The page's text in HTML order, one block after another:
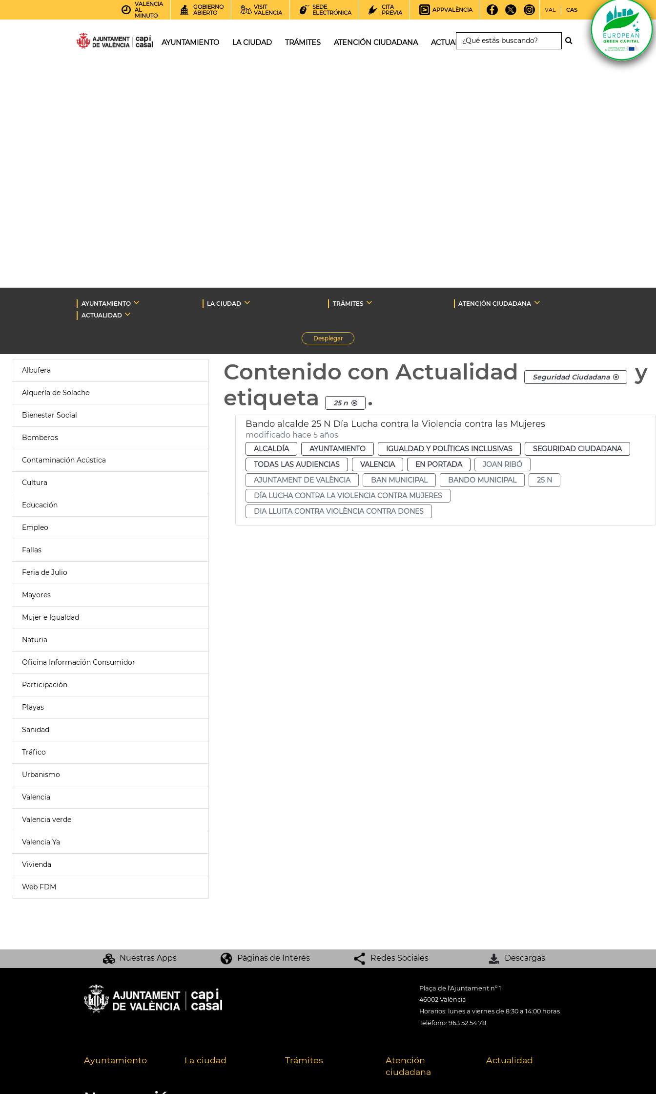
VALENCIA
AL
MINUTO
GOBIERNO
ABIERTO
VISIT
VALENCIA
SEDE
ELECTRÓNICA
CITA
PREVIA
APPVALÈNCIA VAL CAS
AYUNTAMIENTO LA CIUDAD TRÁMITES ATENCIÓN CIUDADANA ACTUALIDAD
AYUNTAMIENTO LA CIUDAD TRÁMITES
ATENCIÓN CIUDADANA
ACTUALIDAD
Desplegar
Albufera
Alquería de Solache
Bienestar Social
Bomberos
Contaminación Acústica
Cultura
Educación
Empleo
Fallas
Feria de Julio
Mayores
Mujer e Igualdad
Naturia
Oficina Información Consumidor
Participación
Playas
Sanidad
Tráfico
Urbanismo
Valencia
Valencia verde
Valencia Ya
Vivienda
Web FDM
Contenido con Actualidad Seguridad Ciudadana
y
etiqueta
25 n .
Bando alcalde 25 N Día Lucha contra la Violencia contra las Mujeres
modificado hace 5 años
ALCALDÍA AYUNTAMIENTO IGUALDAD Y POLÍTICAS INCLUSIVAS
SEGURIDAD CIUDADANA
TODAS LAS AUDIENCIAS
VALENCIA EN PORTADA
JOAN RIBÓ
AJUNTAMENT DE VALÈNCIA
BAN MUNICIPAL BANDO MUNICIPAL
25 N
DÍA LUCHA CONTRA LA VIOLENCIA CONTRA MUJERES
DIA LLUITA CONTRA VIOLÈNCIA CONTRA DONES
Nuestras Apps Páginas de Interés Redes Sociales Descargas
Plaça de l'Ajuntament nº 1
46002 València
Horarios: lunes a viernes de 8:30 a 14:00 horas
Teléfono: 963 52 54 78
Ayuntamiento La ciudad Trámites
Atención
ciudadana
Actualidad